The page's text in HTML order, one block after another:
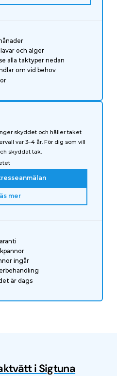
och alger
alla taktyper nedan
om vid behov
skyddet och håller taket
var 3–4 år. För dig som vill
skyddat tak.
mer
ingår
är dags
i Sigtuna
Efter